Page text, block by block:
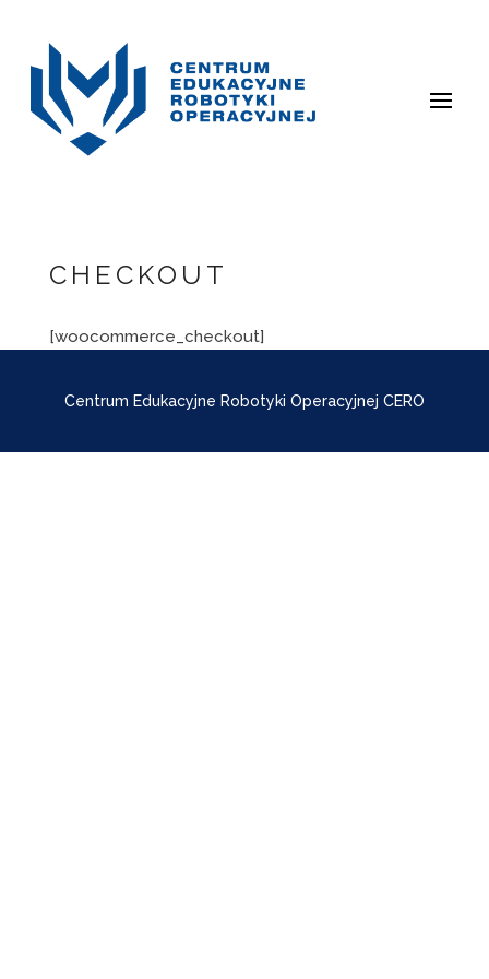
CHECKOUT
[woocommerce_checkout]
Centrum Edukacyjne Robotyki Operacyjnej CERO